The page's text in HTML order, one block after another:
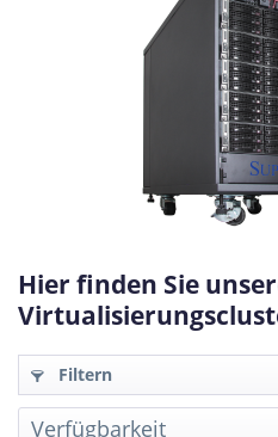
Hier finden Sie
Filtern